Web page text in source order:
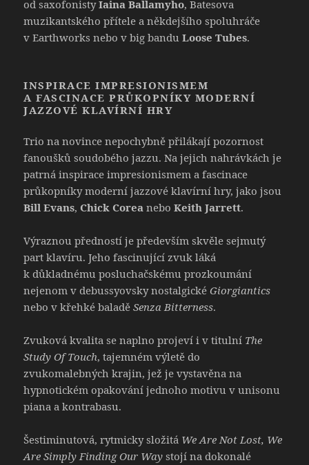
od saxofonistyIaina Ballamyho, Batesova
muzikantského přítele a někdejšího spoluhráče
v Earthworks nebo v big banduLoose Tubes.
INSPIRACE IMPRESIONISMEM
A FASCINACE PRŮKOPNÍKY MODERNÍ
JAZZOVÉ KLAVÍRNÍ HRY
Trio na novince nepochybně přilákají pozornost
fanoušků soudobého jazzu. Na jejich nahrávkách je
patrná inspirace impresionismem a fascinace
průkopníky moderní jazzové klavírní hry, jako jsou
Bill Evans, Chick Corea neboKeith Jarrett.
Výraznou předností je především skvěle sejmutý
part klavíru. Jeho fascinující zvuk láká
k důkladnému posluchačskému prozkoumání
nejenom v debussyovsky nostalgickéGiorgiantics
nebo v křehké baladěSenza Bitterness.
Zvuková kvalita se naplno projeví i v titulní The
Study Of Touch, tajemném výletě do
zvukomalebných krajin, jež je vystavěna na
hypnotickém opakování jednoho motivu v unisonu
piana a kontrabasu.
Šestiminutová, rytmicky složitá We Are Not Lost, We
Are Simply Finding Our Way stojí na dokonalé